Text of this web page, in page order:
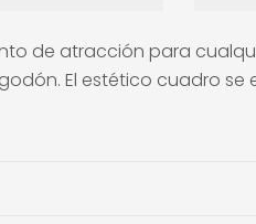
de atracción para
El estético cuadro